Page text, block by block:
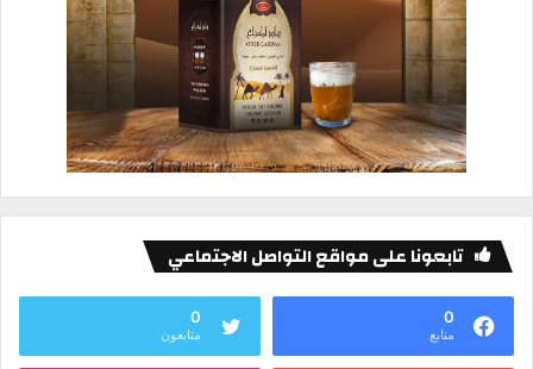
تابعونا على مواقع التواصل الاجتماعي
0
متابع
0
متابعون